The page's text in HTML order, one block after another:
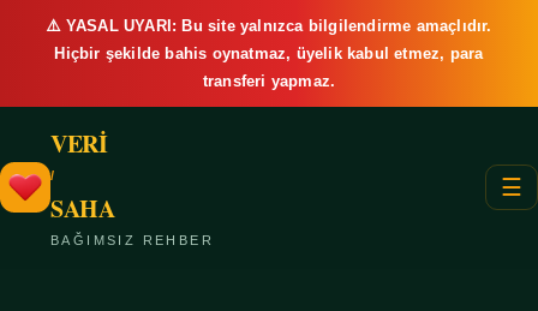
⚠️ YASAL UYARI: Bu site yalnızca bilgilendirme amaçlıdır.
Hiçbir şekilde bahis oynatmaz, üyelik kabul etmez, para
transferi yapmaz.
VERİ
/
SAHA
BAĞIMSIZ REHBER
☰